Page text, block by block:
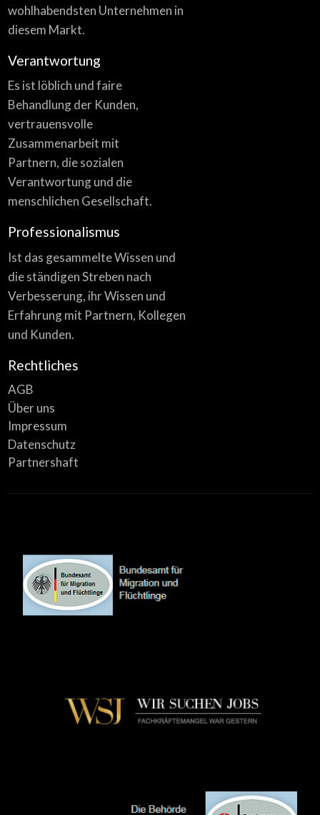
wohlhabendsten Unternehmen in
diesem Markt.
Verantwortung
Es ist löblich und faire
Behandlung der Kunden,
vertrauensvolle
Zusammenarbeit mit
Partnern, die sozialen
Verantwortung und die
menschlichen Gesellschaft.
Professionalismus
Ist das gesammelte Wissen und
die ständigen Streben nach
Verbesserung, ihr Wissen und
Erfahrung mit Partnern, Kollegen
und Kunden.
Rechtliches
AGB
Über uns
Impressum
Datenschutz
Partnershaft